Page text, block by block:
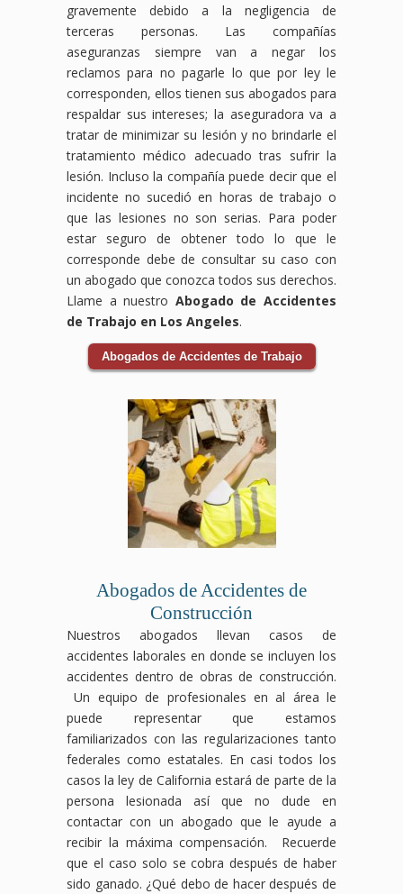
gravemente debido a la negligencia de
terceras personas. Las compañías
aseguranzas siempre van a negar los
reclamos para no pagarle lo que por ley le
corresponden, ellos tienen sus abogados para
respaldar sus intereses; la aseguradora va a
tratar de minimizar su lesión y no brindarle el
tratamiento médico adecuado tras sufrir la
lesión. Incluso la compañía puede decir que el
incidente no sucedió en horas de trabajo o
que las lesiones no son serias. Para poder
estar seguro de obtener todo lo que le
corresponde debe de consultar su caso con
un abogado que conozca todos sus derechos.
Llame a nuestro Abogado de Accidentes
de Trabajo en Los Angeles.
Abogados de Accidentes de Trabajo
Abogados de Accidentes de
Construcción
Nuestros abogados llevan casos de
accidentes laborales en donde se incluyen los
accidentes dentro de obras de construcción.
Un equipo de profesionales en al área le
puede representar que estamos
familiarizados con las regularizaciones tanto
federales como estatales. En casi todos los
casos la ley de California estará de parte de la
persona lesionada así que no dude en
contactar con un abogado que le ayude a
recibir la máxima compensación. Recuerde
que el caso solo se cobra después de haber
sido ganado. ¿Qué debo de hacer después de